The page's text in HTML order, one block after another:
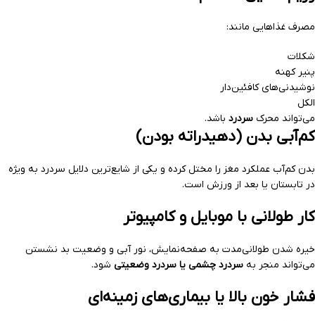
مصرف غذاهایی مانند:
شکلات
پنیر کهنه
نوشیدنی‌های کافئین‌دار
الکل
می‌تواند محرک سردرد باشد.
کم‌آبی بدن (دهیدراته بودن)
بدن کم‌آب عملکرد مغز را مختل کرده و یکی از شایع‌ترین دلایل سردرد به ویژه
در تابستان یا بعد از ورزش است.
کار طولانی با موبایل و کامپیوتر
خیره شدن طولانی‌مدت به صفحه‌نمایش، نور آبی و وضعیت بد نشستن
می‌تواند منجر به سردرد چشمی یا سردرد وضعیتی شود.
فشار خون بالا یا بیماری‌های زمینه‌ای